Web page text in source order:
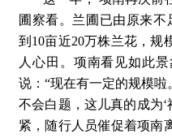
圃察看。兰圃已由原来不
到10亩近20万株兰花，规
人心田。项南看见如此
说：“现在有一定的规模啦
不会白题，这儿真的成为
紧，随行人员催促着项南